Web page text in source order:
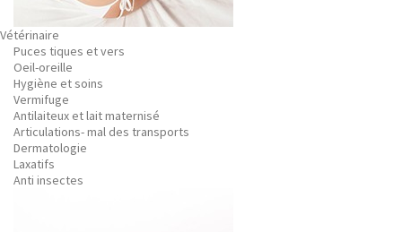
Vétérinaire
Puces tiques et vers
Oeil-oreille
Hygiène et soins
Vermifuge
Antilaiteux et lait maternisé
Articulations- mal des transports
Dermatologie
Laxatifs
Anti insectes